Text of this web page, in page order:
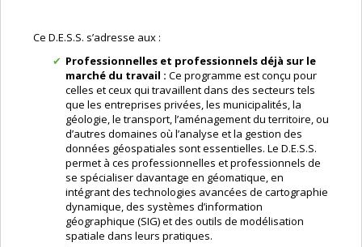
Ce D.E.S.S. s’adresse aux :
Professionnelles et professionnels déjà sur le
marché du travail : Ce programme est conçu pour
celles et ceux qui travaillent dans des secteurs tels
que les entreprises privées, les municipalités, la
géologie, le transport, l’aménagement du territoire, ou
d’autres domaines où l’analyse et la gestion des
données géospatiales sont essentielles. Le D.E.S.S.
permet à ces professionnelles et professionnels de
se spécialiser davantage en géomatique, en
intégrant des technologies avancées de cartographie
dynamique, des systèmes d’information
géographique (SIG) et des outils de modélisation
spatiale dans leurs pratiques.